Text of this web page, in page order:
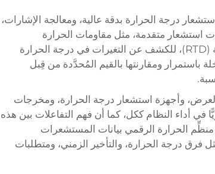
درجة الحرارة بدقة عالية، ومعالجة الإشارات،
استشعار متقدمة، مثل مقاومات الحرارة
(Thermistors) أو مقاومات درجة الحرارة ذات التوصيلية (RTD)، للكشف عن التغيرات في درجة الحرارة
باستمرار ومقارنتها بالقيم المُحدَّدة من قِبل
وأجهزة استشعار درجة الحرارة، ومخرجات
في أداء النظام ككل، كما أن فهم التفاعلات بين هذه
الحرارة الرقمي بيانات المستشعرات
فرق درجة الحرارة، والتأخير الزمني، ومتطلبات